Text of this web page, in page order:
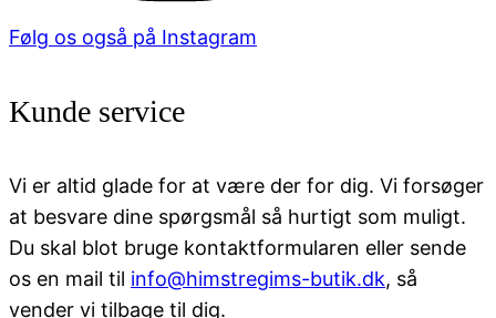
Følg os også på Instagram
Kunde service
Vi er altid glade for at være der for dig. Vi forsøger
at besvare dine spørgsmål så hurtigt som muligt.
Du skal blot bruge kontaktformularen eller sende
os en mail til info@himstregims-butik.dk, så
vender vi tilbage til dig.